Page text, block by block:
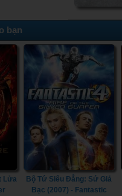
bạn
Lửa
Bộ Tứ Siêu Đẳng: Sứ Giả
Bạc (2007) - Fantastic